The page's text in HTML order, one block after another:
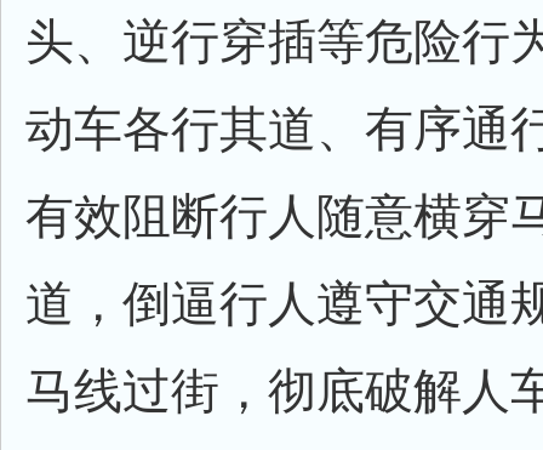
头、逆行穿插等危险行
动车各行其道、有序通
有效阻断行人随意横穿
道，倒逼行人遵守交通
马线过街，彻底破解人